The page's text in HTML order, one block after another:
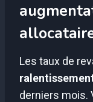
Les taux de
derniers mois.